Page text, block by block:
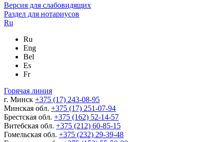
Версия для слабовидящих
Раздел для нотариусов
Ru
Ru
Eng
Bel
Es
Fr
Горячая линия
г. Минск +375 (17) 243-08-95
Минская обл. +375 (17) 251-07-94
Брестская обл. +375 (162) 52-14-57
Витебская обл. +375 (212) 60-85-15
Гомельская обл. +375 (232) 29-39-48